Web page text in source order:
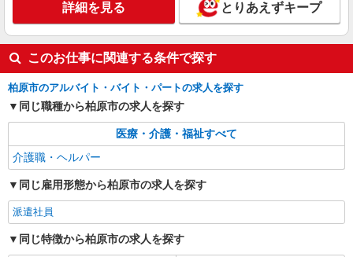
キープ 詳細を見る
派遣社員
株式会社kotrio /●OS-H2-2051101
タイパ最強！希望の働き方が叶う有料住宅のス
タッフ★＠柏原駅
時給1550円〜2187円 ＜日払い有/週払い有/交
通費全支給(ガソリン代含む)＞
キープ
派遣社員
株式会社kotrio /●OS-H2-2009800
詳細を見る とりあえずキープ
このお仕事に関連する条件で探す
柏原市のアルバイト・バイト・パートの求人を探す
同じ職種から柏原市の求人を探す
医療・介護・福祉すべて
介護職・ヘルパー
同じ雇用形態から柏原市の求人を探す
派遣社員
同じ特徴から柏原市の求人を探す